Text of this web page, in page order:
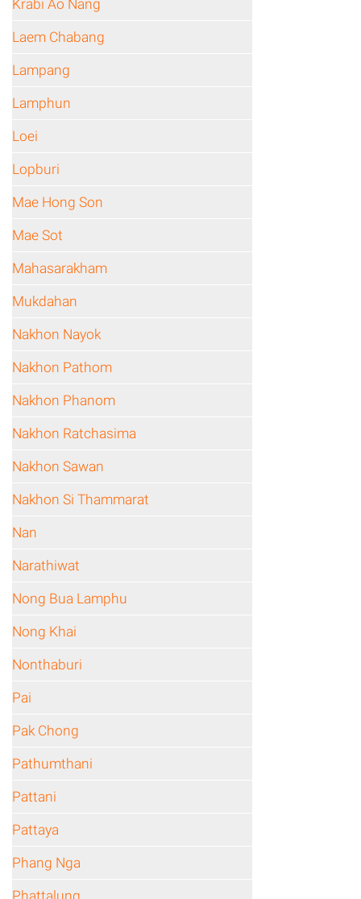
Krabi Ao Nang
Laem Chabang
Lampang
Lamphun
Loei
Lopburi
Mae Hong Son
Mae Sot
Mahasarakham
Mukdahan
Nakhon Nayok
Nakhon Pathom
Nakhon Phanom
Nakhon Ratchasima
Nakhon Sawan
Nakhon Si Thammarat
Nan
Narathiwat
Nong Bua Lamphu
Nong Khai
Nonthaburi
Pai
Pak Chong
Pathumthani
Pattani
Pattaya
Phang Nga